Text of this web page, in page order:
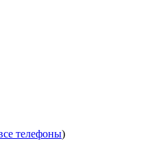
телефоны)